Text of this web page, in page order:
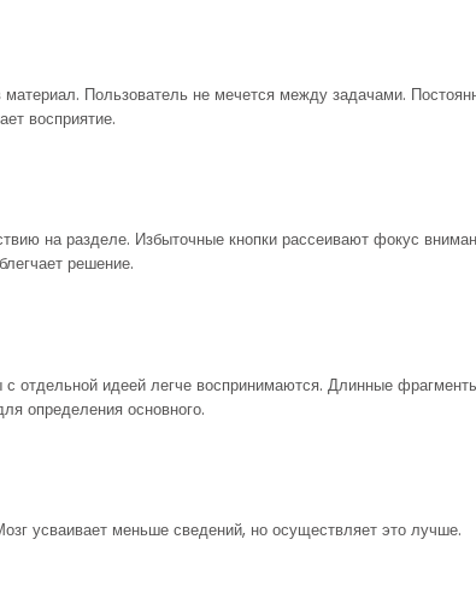
Пользователь не мечется между задачами.
восприятие.
на разделе. Избыточные кнопки рассеивают фокус
решение.
отдельной идеей легче воспринимаются. Длинные
определения основного.
усваивает меньше сведений, но осуществляет это лучше.